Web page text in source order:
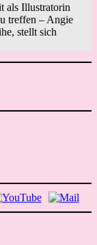
als Illustratorin
treffen – Angie
stellt sich